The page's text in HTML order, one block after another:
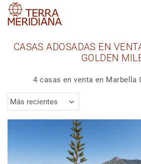
CASAS ADOSADAS EN
GOLDEN
4 casas en venta en Marbella
Más recientes